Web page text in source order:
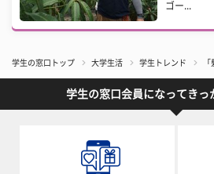
ゴー...
学生の窓口トップ 大学生活 学生トレンド
学生の窓口会員になってきっ